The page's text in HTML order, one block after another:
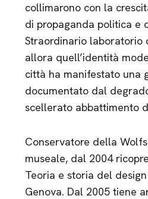
collimarono con la
di propaganda politica e
Straordinario laboratorio
allora quell’identità
città ha manifestato una
documentato dal
scellerato abbattimento
Conservatore della
museale, dal 2004
Teoria e storia del
Genova. Dal 2005 tiene